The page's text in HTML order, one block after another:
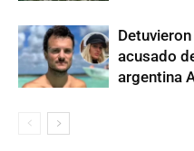
acusado
argentina